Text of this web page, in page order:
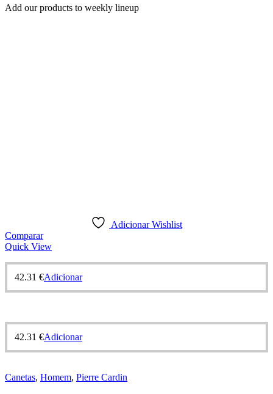
Add our products to weekly lineup
Adicionar Wishlist
Comparar
Quick View
42.31 €Adicionar
42.31 €Adicionar
Canetas, Homem, Pierre Cardin